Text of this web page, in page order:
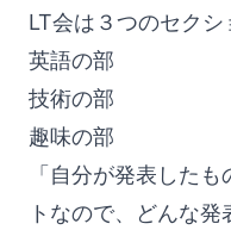
LT会は３つのセクシ
英語の部
技術の部
趣味の部
「自分が発表した
トなので、どんな発